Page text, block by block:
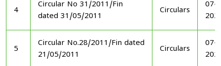
4
Circular No 31/2011/Fin
dated 31/05/2011
Circulars
07-
5
Circular No.28/2011/Fin dated
21/05/2011
Circulars
07-